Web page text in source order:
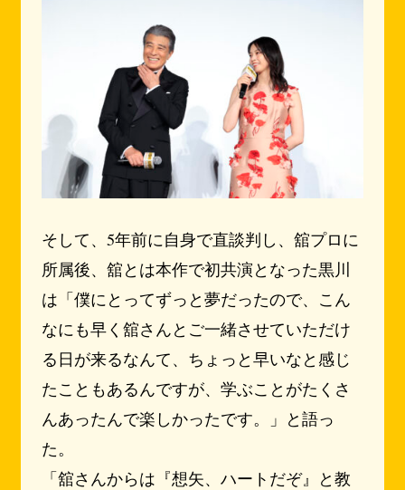
そして、5年前に自身で直談判し、舘プロに
所属後、舘とは本作で初共演となった黒川
は「僕にとってずっと夢だったので、こん
なにも早く舘さんとご一緒させていただけ
る日が来るなんて、ちょっと早いなと感じ
たこともあるんですが、学ぶことがたくさ
んあったんで楽しかったです。」と語っ
た。
「舘さんからは『想矢、ハートだぞ』と教